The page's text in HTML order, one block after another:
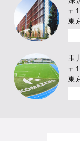
〒
東
玉
〒
東